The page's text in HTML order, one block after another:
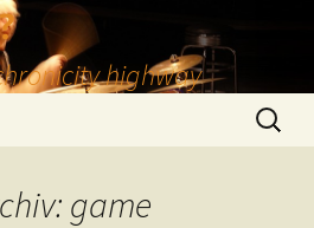
highway
Suchen
nach:
game